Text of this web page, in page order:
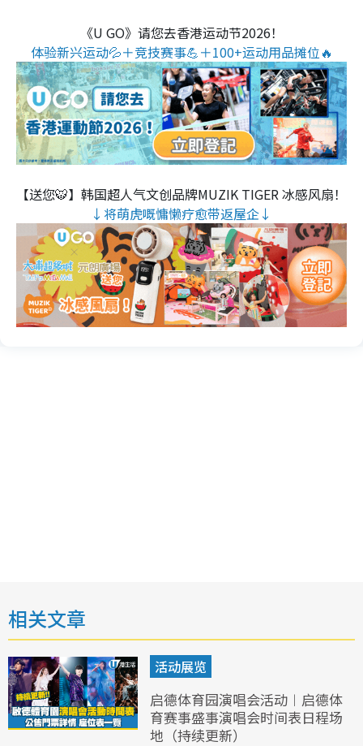
《U GO》请您去香港运动节2026！
体验新兴运动💦＋竞技赛事💪＋100+运动用品摊位🔥
【送您🐯】韩国超人气文创品牌MUZIK TIGER 冰感风扇！
↓将萌虎嘅慵懒疗愈带返屋企↓
相关文章
活动展览
启德体育园演唱会活动︱启德体
育赛事盛事演唱会时间表日程场
地（持续更新）